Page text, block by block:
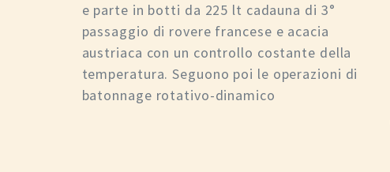
e parte in botti da 225 lt cadauna di 3°
passaggio di rovere francese e acacia
austriaca con un controllo costante della
temperatura. Seguono poi le operazioni di
batonnage rotativo-dinamico